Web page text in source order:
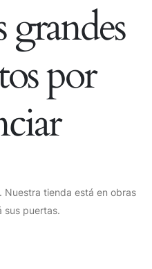
por
Nuestra tienda está en obras
sus puertas.